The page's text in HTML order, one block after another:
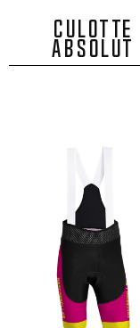
CULOTTE
ABSOLUT